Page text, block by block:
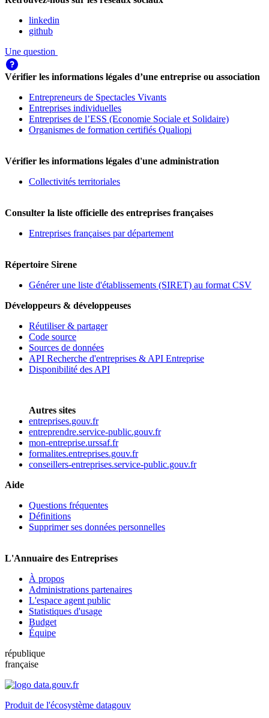
linkedin
github
Une question
Vérifier les informations légales d’une entreprise ou association
Entrepreneurs de Spectacles Vivants
Entreprises individuelles
Entreprises de l’ESS (Economie Sociale et Solidaire)
Organismes de formation certifiés Qualiopi
Vérifier les informations légales d'une administration
Collectivités territoriales
Consulter la liste officielle des entreprises françaises
Entreprises françaises par département
Répertoire Sirene
Générer une liste d'établissements (SIRET) au format CSV
Développeurs & développeuses
Réutiliser & partager
Code source
Sources de données
API Recherche d'entreprises & API Entreprise
Disponibilité des API
Autres sites
entreprises.gouv.fr
entreprendre.service-public.gouv.fr
mon-entreprise.urssaf.fr
formalites.entreprises.gouv.fr
conseillers-entreprises.service-public.gouv.fr
Aide
Questions fréquentes
Définitions
Supprimer ses données personnelles
L'Annuaire des Entreprises
À propos
Administrations partenaires
L'espace agent public
Statistiques d'usage
Budget
Équipe
république
française
Produit de l'écosystème datagouv